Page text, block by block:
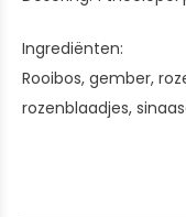
Ingrediënten:
Rooibos, gember,
rozenblaadjes,